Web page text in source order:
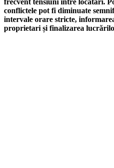
frecvent tensiuni între locatari.
conflictele pot fi diminuate
intervale orare stricte,
proprietari și finalizarea